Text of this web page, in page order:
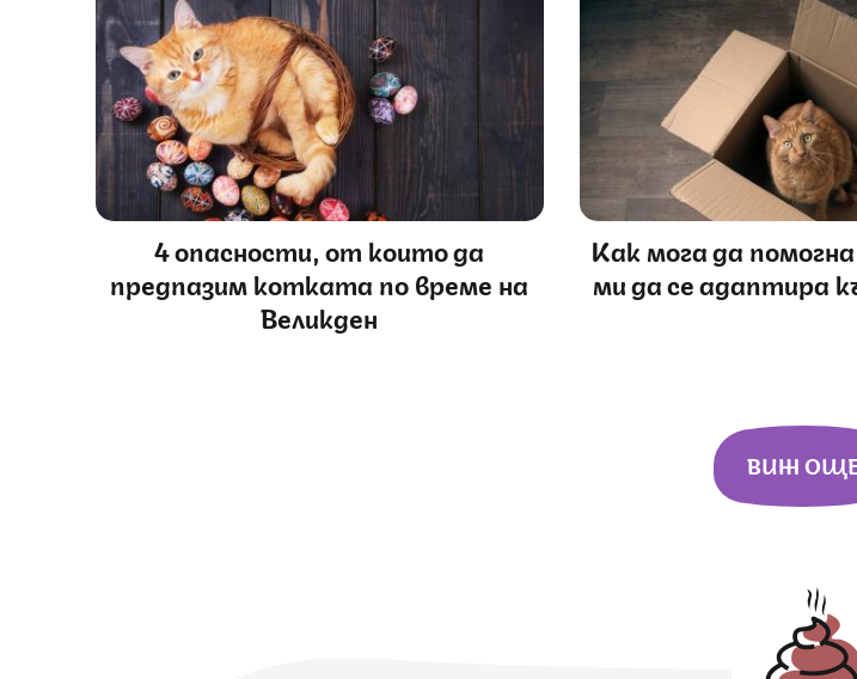
4 опасности, от които да
предпазим котката по време на
Великден
Как мога да
ми да се адаптира
ВИЖ